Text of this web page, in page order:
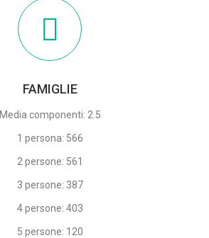
FAMIGLIE
Media componenti: 2.5
1 persona: 566
2 persone: 561
3 persone: 387
4 persone: 403
5 persone: 120